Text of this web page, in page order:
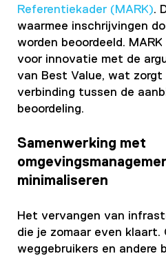
Referentiekader (MARK).
waarmee inschrijvingen
worden beoordeeld.
voor innovatie met de
van Best Value, wat zorgt
verbinding tussen de
beoordeling.
Samenwerking met
minimaliseren
Het vervangen van
die je zomaar even klaart.
weggebruikers en andere